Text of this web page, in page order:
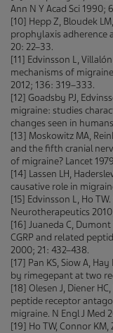
Ann N Y Acad Sci 1990;
[10] Hepp Z, Bloudek
prophylaxis adherence
20: 22–33.
[11] Edvinsson L,
mechanisms of
2012; 136: 319–333.
[12] Goadsby PJ,
migraine: studies
changes seen in
[13] Moskowitz MA,
and the fifth cranial
of migraine? Lancet
[14] Lassen LH,
causative role in
[15] Edvinsson L, Ho
Neurotherapeutics
[16] Juaneda C,
CGRP and related
2000; 21: 432–438.
[17] Pan KS, Siow A,
by rimegepant at two
[18] Olesen J, Diener
peptide receptor
migraine. N Engl J Med
[19] Ho TW, Connor